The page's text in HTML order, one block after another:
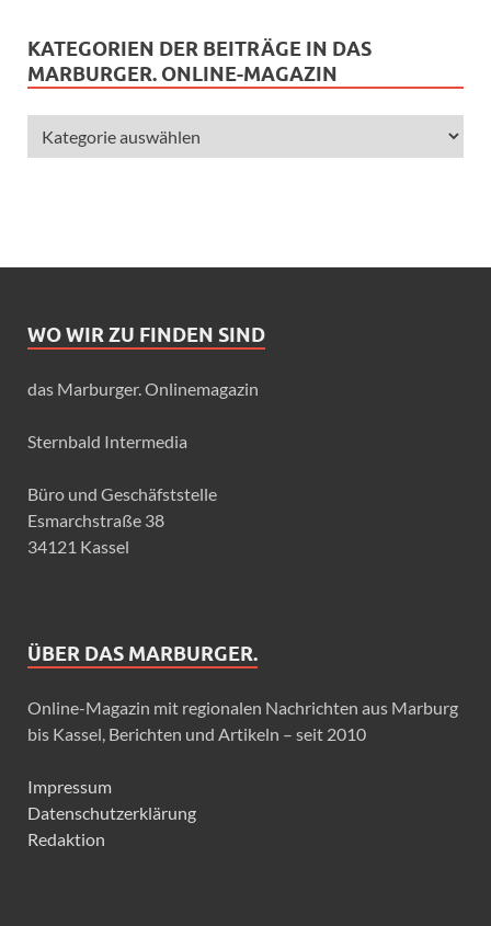
KATEGORIEN DER BEITRÄGE IN DAS
MARBURGER. ONLINE-MAGAZIN
WO WIR ZU FINDEN SIND
das Marburger. Onlinemagazin
Sternbald Intermedia
Büro und Geschäfststelle
Esmarchstraße 38
34121 Kassel
ÜBER DAS MARBURGER.
Online-Magazin mit regionalen Nachrichten aus Marburg
bis Kassel, Berichten und Artikeln – seit 2010
Impressum
Datenschutzerklärung
Redaktion